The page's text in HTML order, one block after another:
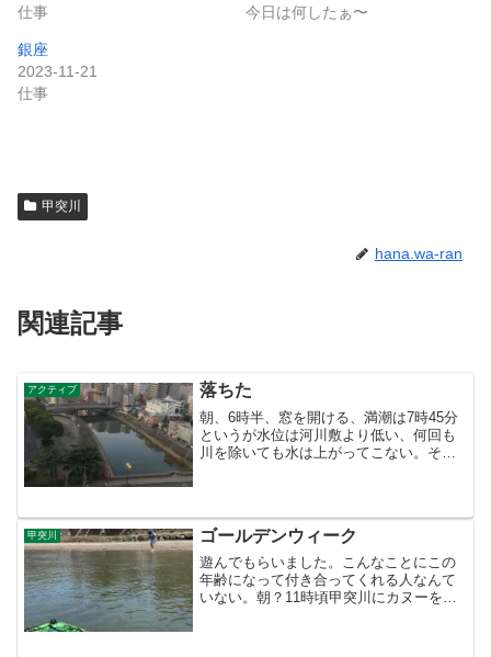
仕事
今日は何したぁ〜
銀座
2023-11-21
仕事
甲突川
hana.wa-ran
関連記事
アクティブ 落ちた
朝、6時半、窓を開ける、満潮は7時45分
というが水位は河川敷より低い、何回も
川を除いても水は上がってこない。それ
彼女の場所からは大丈夫...
甲突川 ゴールデンウィーク
遊んでもらいました。こんなことにこの
年齢になって付き合ってくれる人なんて
いない。朝？11時頃甲突川にカヌーをか